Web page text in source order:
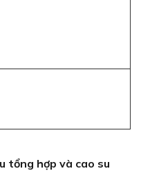
tổng hợp và cao su